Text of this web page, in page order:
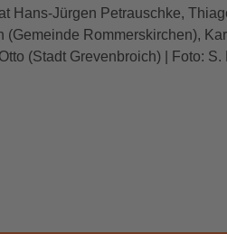
Hans-Jürgen Petrauschke,
(Gemeinde Rommerskirchen),
(Stadt Grevenbroich) | Foto: